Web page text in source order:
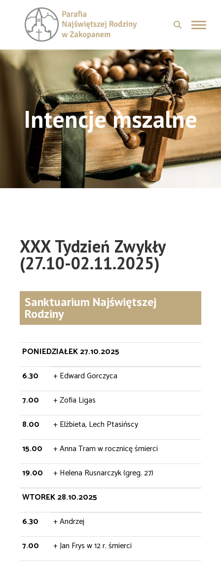
Intencje mszalne
XXX Tydzień Zwykły
(27.10-02.11.2025)
Sanktuarium Najświętszej
Rodziny
PONIEDZIAŁEK 27.10.2025
6.30
+ Edward Gorczyca
7.00
+ Zofia Ligas
8.00
+ Elżbieta, Lech Ptasińscy
15.00
+ Anna Tram w rocznicę śmierci
19.00
+ Helena Rusnarczyk (greg. 27)
WTOREK 28.10.2025
6.30
+ Andrzej
7.00
+ Jan Frys w 12 r. śmierci